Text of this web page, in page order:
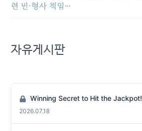
련 민·형사 책임…
자유게시판
Winning Secret to Hit the Jackpot!
2026.07.18